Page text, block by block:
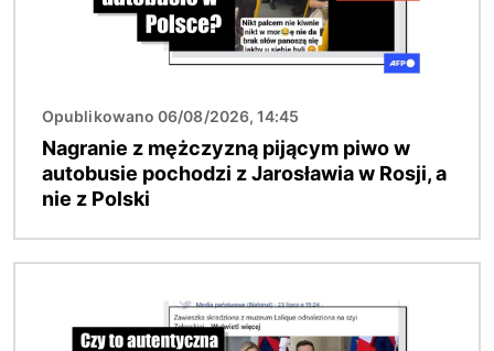
Opublikowano 06/08/2026, 14:45
Nagranie z mężczyzną pijącym piwo w
autobusie pochodzi z Jarosławia w Rosji, a
nie z Polski